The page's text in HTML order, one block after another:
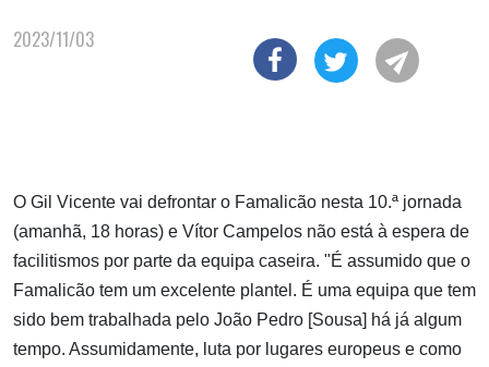
2023/11/03
O Gil Vicente vai defrontar o Famalicão nesta 10.ª jornada
(amanhã, 18 horas) e Vítor Campelos não está à espera de
facilitismos por parte da equipa caseira. "É assumido que o
Famalicão tem um excelente plantel. É uma equipa que tem
sido bem trabalhada pelo João Pedro [Sousa] há já algum
tempo. Assumidamente, luta por lugares europeus e como